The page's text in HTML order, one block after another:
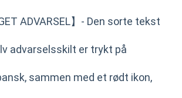
ADVARSEL】- Den sorte tekst
advarselsskilt er trykt på
sammen med et rødt ikon,